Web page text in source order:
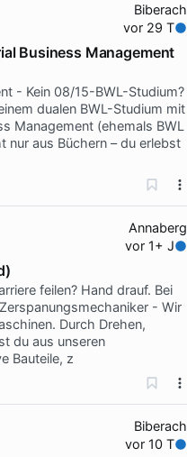
Biberach
vor 29 T
Business Management
- Kein 08/15-BWL-Studium?
dualen BWL-Studium mit
Management (ehemals BWL
nur aus Büchern – du erlebst
Annaberg
vor 1+ J
feilen? Hand drauf. Bei
- Wir
Durch Drehen,
du aus unseren
Bauteile, z
Biberach
vor 10 T